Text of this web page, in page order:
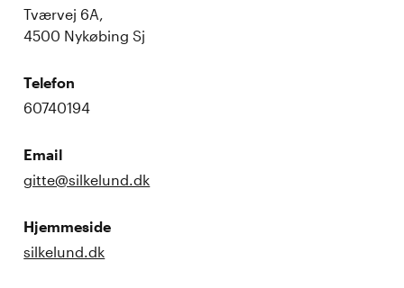
Tværvej 6A,
4500 Nykøbing Sj
Telefon
60740194
Email
gitte@silkelund.dk
Hjemmeside
silkelund.dk